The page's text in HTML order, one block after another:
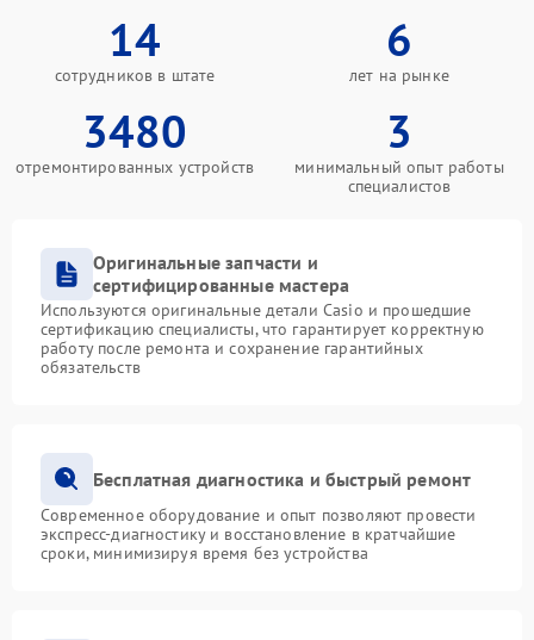
14
сотрудников в штате
6
лет на рынке
3480
отремонтированных устройств
3
минимальный опыт работы
специалистов
Оригинальные запчасти и
сертифицированные мастера
Используются оригинальные детали Casio и прошедшие
сертификацию специалисты, что гарантирует корректную
работу после ремонта и сохранение гарантийных
обязательств
Бесплатная диагностика и быстрый ремонт
Современное оборудование и опыт позволяют провести
экспресс-диагностику и восстановление в кратчайшие
сроки, минимизируя время без устройства